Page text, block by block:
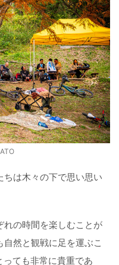
は木々の下で思い思い
れの時間を楽しむことが
然と観戦に足を運ぶこ
っても非常に貴重であ